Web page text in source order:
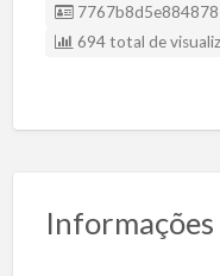
ID da listagem
7767b8d5e884878
694 total de